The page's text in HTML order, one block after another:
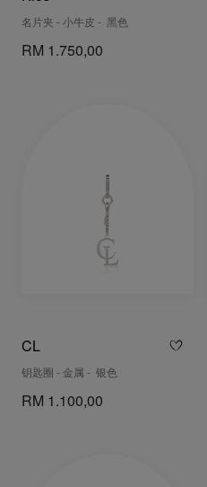
名片夹 - 小牛皮 - 黑色
RM 1.750,00
CL
钥匙圈 - 金属 - 银色
RM 1.100,00